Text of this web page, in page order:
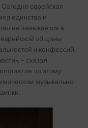
еврейская
единства и
не замыкается в
еврейской общины
и конфессий,
– сказал
по этому
музыкально-